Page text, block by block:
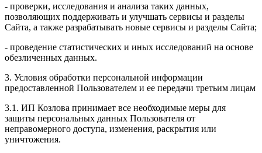
- проверки, исследования и анализа таких данных,
позволяющих поддерживать и улучшать сервисы и разделы
Сайта, а также разрабатывать новые сервисы и разделы Сайта;
- проведение статистических и иных исследований на основе
обезличенных данных.
3. Условия обработки персональной информации
предоставленной Пользователем и ее передачи третьим лицам
3.1. ИП Козлова принимает все необходимые меры для
защиты персональных данных Пользователя от
неправомерного доступа, изменения, раскрытия или
уничтожения.